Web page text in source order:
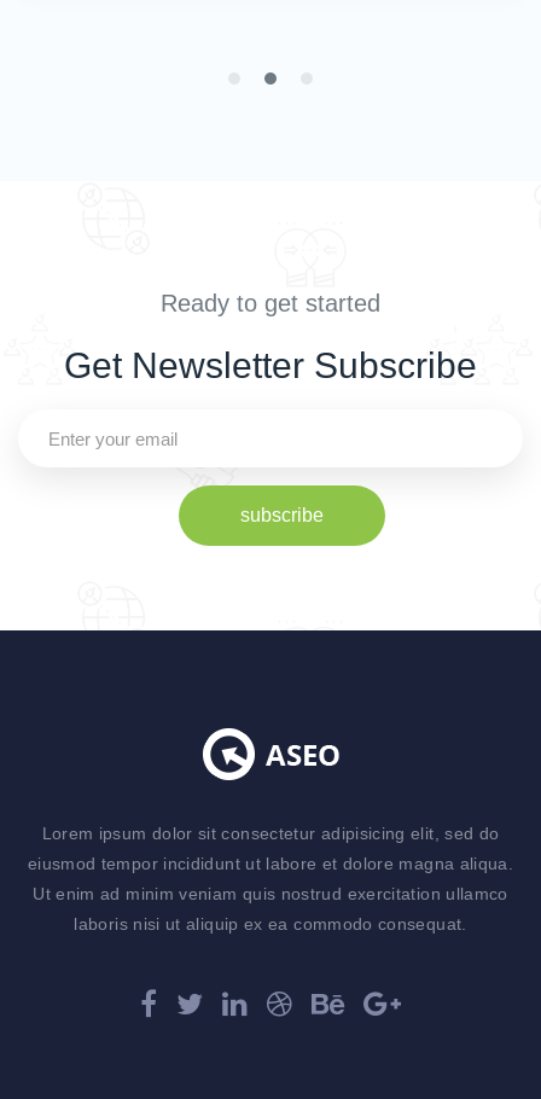
Ready to get started
Get Newsletter Subscribe
subscribe
Lorem ipsum dolor sit consectetur adipisicing elit, sed do
eiusmod tempor incididunt ut labore et dolore magna aliqua.
Ut enim ad minim veniam quis nostrud exercitation ullamco
laboris nisi ut aliquip ex ea commodo consequat.